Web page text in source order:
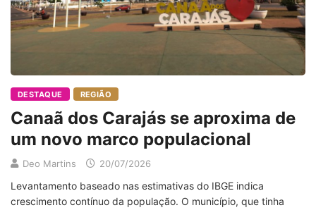
DESTAQUE REGIÃO
Canaã dos Carajás se aproxima de
um novo marco populacional
Deo Martins 20/07/2026
Levantamento baseado nas estimativas do IBGE indica
crescimento contínuo da população. O município, que tinha